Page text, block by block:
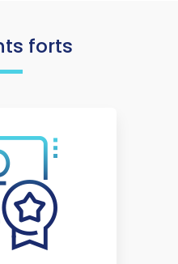
forts